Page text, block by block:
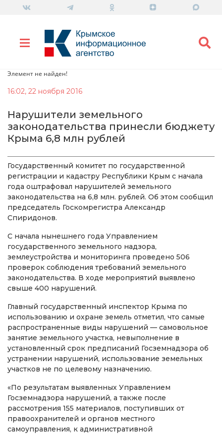
Элемент не найден!
16:02, 22 ноября 2016
Нарушители земельного
законодательства принесли бюджету
Крыма 6,8 млн рублей
Государственный комитет по государственной
регистрации и кадастру Республики Крым с начала
года оштрафовал нарушителей земельного
законодательства на 6,8 млн. рублей. Об этом сообщил
председатель Госкомрегистра Александр
Спиридонов.
С начала нынешнего года Управлением
государственного земельного надзора,
землеустройства и мониторинга проведено 506
проверок соблюдения требований земельного
законодательства. В ходе мероприятий выявлено
свыше 400 нарушений.
Главный государственный инспектор Крыма по
использованию и охране земель отметил, что самые
распространенные виды нарушений — самовольное
занятие земельного участка, невыполнение в
установленный срок предписаний Госземнадзора об
устранении нарушений, использование земельных
участков не по целевому назначению.
«По результатам выявленных Управлением
Госземнадзора нарушений, а также после
рассмотрения 155 материалов, поступивших от
правоохранителей и органов местного
самоуправления, к административной